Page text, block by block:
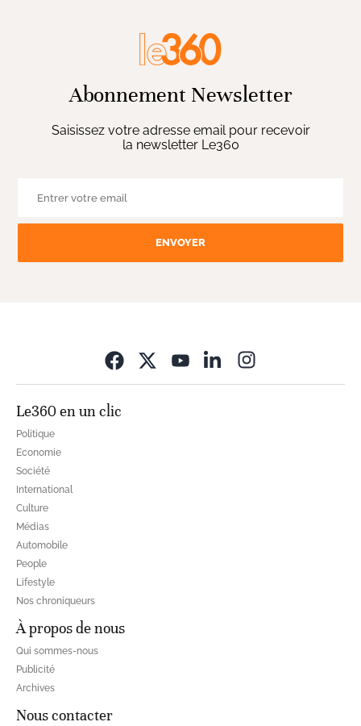
Abonnement Newsletter
Saisissez votre adresse email pour recevoir
la newsletter Le360
ENVOYER
Le360 en un clic
Politique
Economie
Société
International
Culture
Médias
Automobile
People
Lifestyle
Nos chroniqueurs
À propos de nous
Qui sommes-nous
Publicité
Archives
Nous contacter